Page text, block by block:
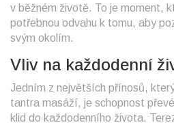
v běžném životě. To je moment,
potřebnou odvahu k tomu, aby
svým okolím.
Vliv na každodenní
Jedním z největších přínosů,
tantra masáží, je schopnost
klid do každodenního života.